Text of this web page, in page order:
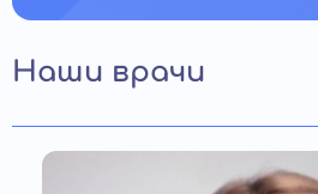
Наши врачи